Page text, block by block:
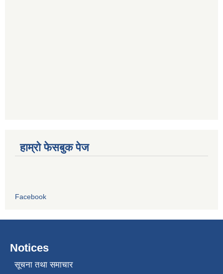
हाम्रो फेसबुक पेज
Facebook
Notices
सूचना तथा समाचार